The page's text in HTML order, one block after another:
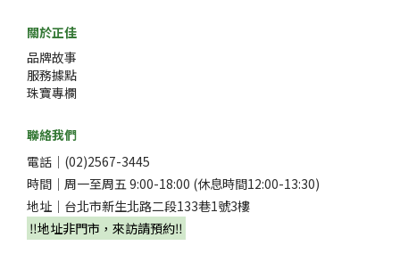
關於正佳
品牌故事
服務據點
珠寶專欄
聯絡我們
電話｜(02)2567-3445
時間｜周一至周五 9:00-18:00 (休息時間12:00-13:30)
地址｜台北市新生北路二段133巷1號3樓
‼️地址非門市，來訪請預約‼️